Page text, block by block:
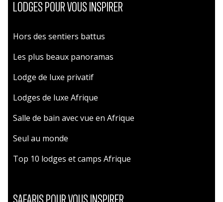
LODGES POUR VOUS INSPIRER
Hors des sentiers battus
Les plus beaux panoramas
Lodge de luxe privatif
Lodges de luxe Afrique
Salle de bain avec vue en Afrique
Seul au monde
Top 10 lodges et camps Afrique